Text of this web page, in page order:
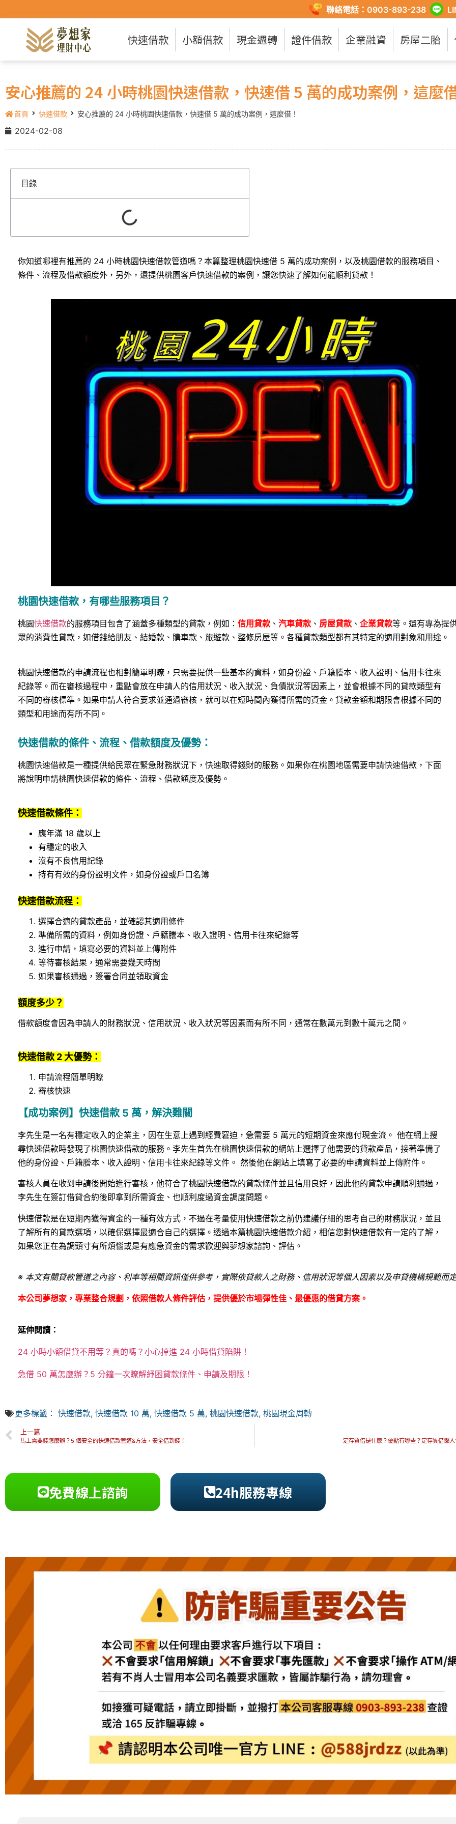
聯絡電話：0903-893-238
快速借款 小額借款 現金週轉 證件借款 企業融資 房屋二胎
安心推薦的 24 小時桃園快速借款，快速借 5 萬的成功案例，這麼
首頁 快速借款 安心推薦的 24 小時桃園快速借款，快速借 5 萬的成功案例，這麼借！
2024-02-08
目錄
你知道哪裡有推薦的 24 小時桃園快速借款管道嗎？本篇整理桃園快速借 5 萬的成功案例，以及桃園借款的服務項目、
條件、流程及借款額度外，另外，還提供桃園客戶快速借款的案例，讓您快速了解如何能順利貸款！
桃園快速借款，有哪些服務項目？
桃園快速借款的服務項目包含了涵蓋多種類型的貸款，例如： 信用貸款 、 汽車貸款 、 房屋貸款 、 企業貸款等。還有專為提
眾的消費性貸款，如借錢給朋友、結婚款、購車款、旅遊款、整修房屋等。各種貸款類型都有其特定的適用對象和用途。
桃園快速借款的申請流程也相對簡單明瞭，只需要提供一些基本的資料，如身份證、戶籍謄本、收入證明、信用卡往來
紀錄等。而在審核過程中，重點會放在申請人的信用狀況、收入狀況、負債狀況等因素上，並會根據不同的貸款類型有
不同的審核標準。如果申請人符合要求並通過審核，就可以在短時間內獲得所需的資金。貸款金額和期限會根據不同的
類型和用途而有所不同。
快速借款的條件、流程、借款額度及優勢：
桃園快速借款是一種提供給民眾在緊急財務狀況下，快速取得錢財的服務。如果你在桃園地區需要申請快速借款，下面
將說明申請桃園快速借款的條件、流程、借款額度及優勢。
快速借款條件：
應年滿 18 歲以上
有穩定的收入
沒有不良信用記錄
持有有效的身份證明文件，如身份證或戶口名簿
快速借款流程：
選擇合適的貸款產品，並確認其適用條件
準備所需的資料，例如身份證、戶籍謄本、收入證明、信用卡往來紀錄等
進行申請，填寫必要的資料並上傳附件
等待審核結果，通常需要幾天時間
如果審核通過，簽署合同並領取資金
額度多少？
借款額度會因為申請人的財務狀況、信用狀況、收入狀況等因素而有所不同，通常在數萬元到數十萬元之間。
快速借款 2 大優勢：
申請流程簡單明瞭
審核快速
【成功案例】快速借款 5 萬，解決難關
李先生是一名有穩定收入的企業主，因在生意上遇到經費窘迫，急需要 5 萬元的短期資金來應付現金流。 他在網上搜
尋快速借款時發現了桃園快速借款的服務。李先生首先在桃園快速借款的網站上選擇了他需要的貸款產品，接著準備了
他的身份證、戶籍謄本、收入證明、信用卡往來紀錄等文件。 然後他在網站上填寫了必要的申請資料並上傳附件。
審核人員在收到申請後開始進行審核，他符合了桃園快速借款的貸款條件並且信用良好，因此他的貸款申請順利通過，
李先生在簽訂借貸合約後即拿到所需資金、也順利度過資金調度問題。
快速借款是在短期內獲得資金的一種有效方式，不過在考量使用快速借款之前仍建議仔細的思考自己的財務狀況，並且
了解所有的貸款選項，以確保選擇最適合自己的選擇。透過本篇桃園快速借款介紹，相信您對快速借款有一定的了解，
如果您正在為調頭寸有所煩惱或是有應急資金的需求歡迎與夢想家諮詢、評估。
※ 本文有關貸款管道之內容、利率等相關資訊僅供參考，實際依貸款人之財務、信用狀況等個人因素以及申貸機構規範而
本公司夢想家，專業整合規劃，依照借款人條件評估，提供優於市場彈性佳、最優惠的借貸方案。
延伸閱讀：
24 小時小額借貸不用等？真的嗎？小心掉進 24 小時借貸陷阱！
急借 50 萬怎麼辦？5 分鐘一次瞭解紓困貸款條件、申請及期限 ！
更多標籤： 快速借款, 快速借款 10 萬, 快速借款 5 萬, 桃園快速借款, 桃園現金周轉
上一篇
馬上需要錢怎麼辦？5 個安全的快速借款管道&方法，安全借到錢！ 定存質借是什麼？優點有哪些？定存質借懶
免費線上諮詢 24h服務專線